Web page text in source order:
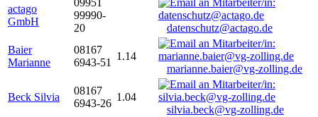
actago
GmbH
09951
99990-
20
datenschutz@actago.de
Baier
Marianne
08167
6943-51
1.14
marianne.baier@vg-zolling.de
Beck Silvia
08167
6943-26
1.04
silvia.beck@vg-zolling.de